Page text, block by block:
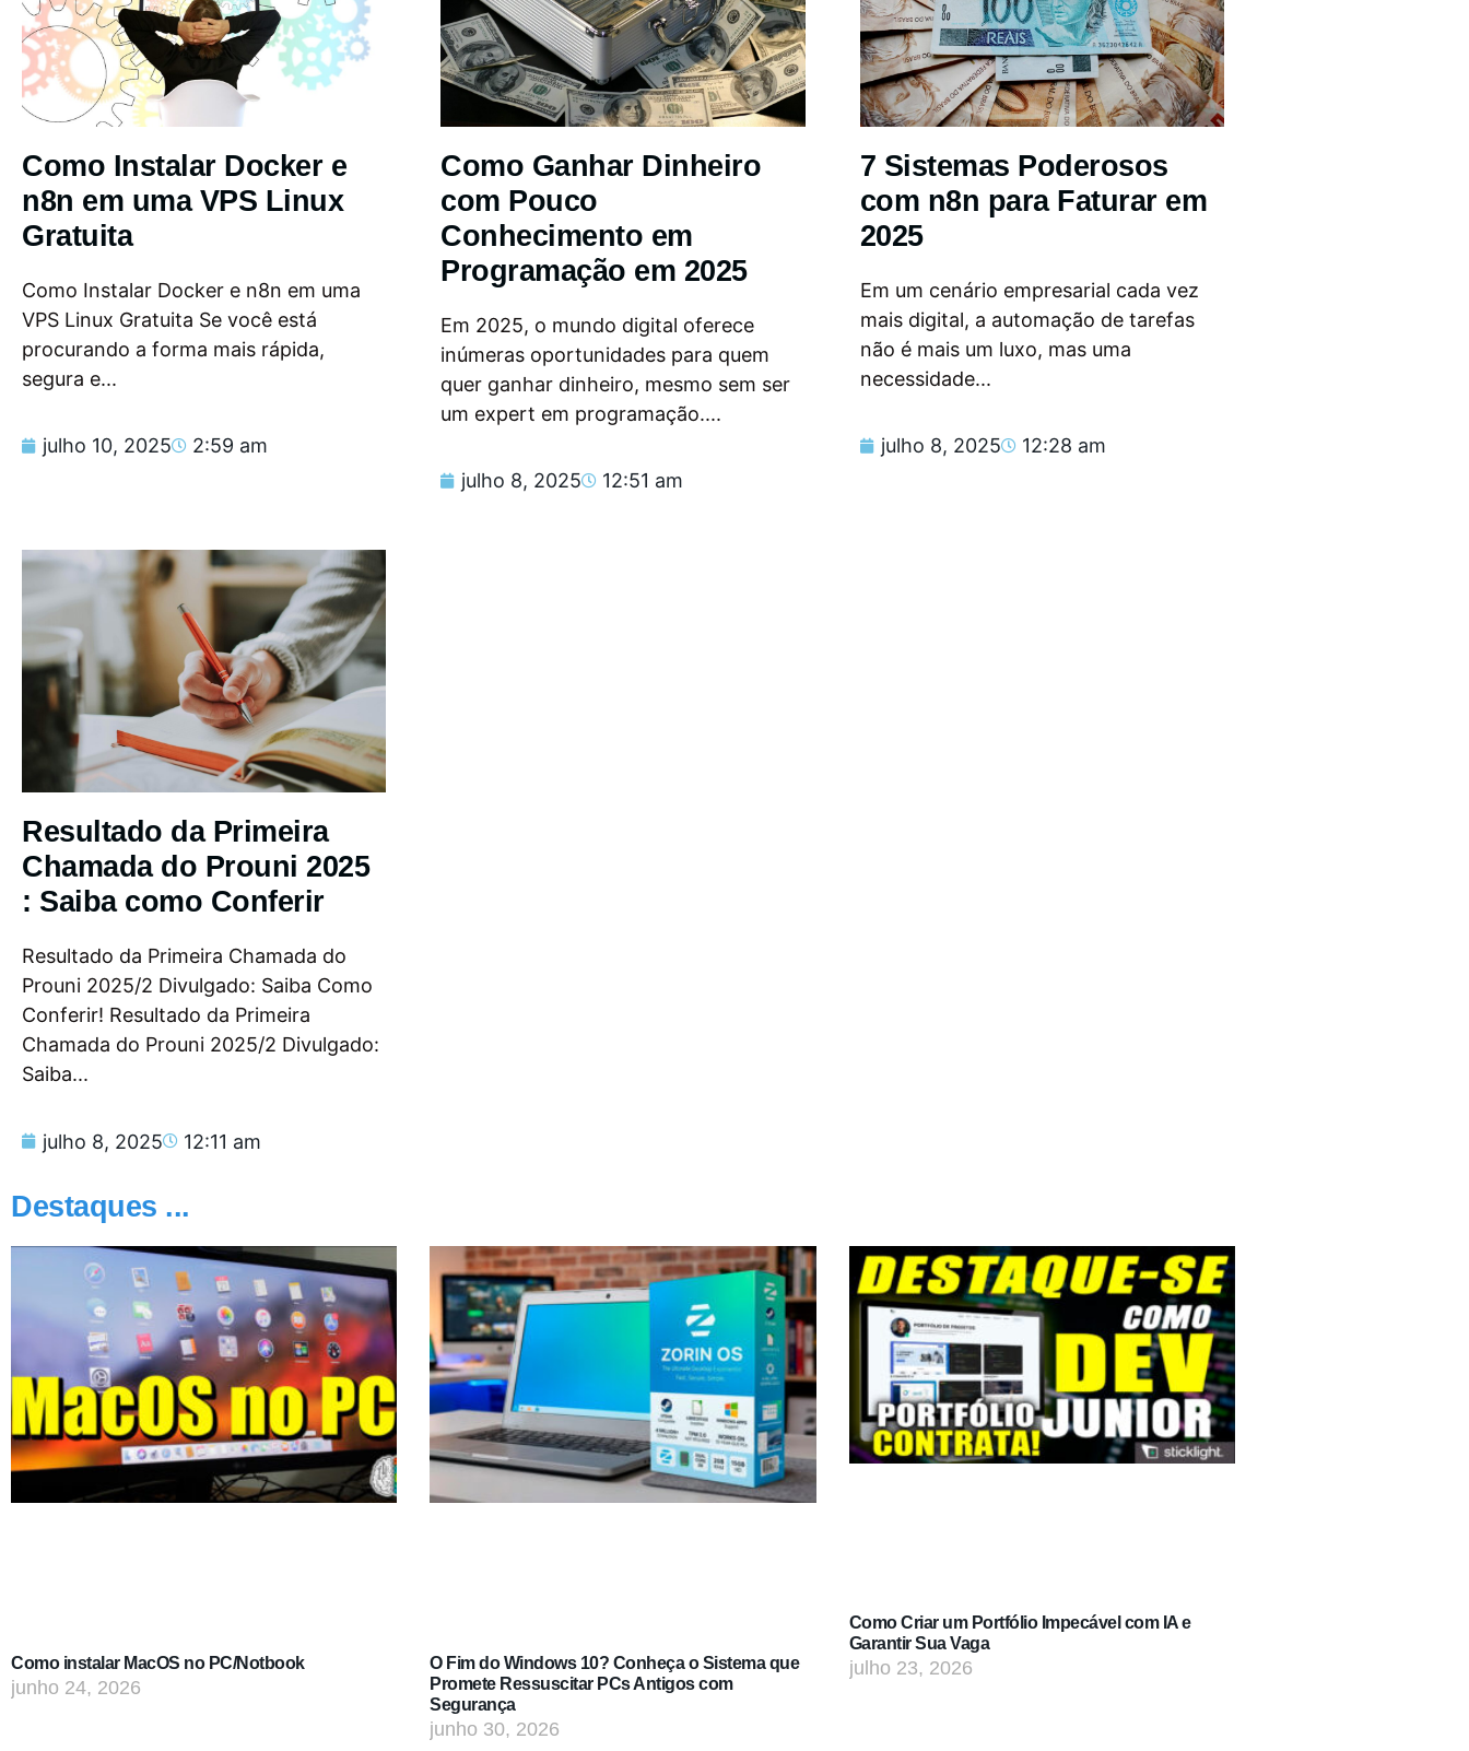
Como Instalar Docker e
n8n em uma VPS Linux
Gratuita
Como Instalar Docker e n8n em uma
VPS Linux Gratuita Se você está
procurando a forma mais rápida,
segura e...
julho 10, 2025 2:59 am
Como Ganhar Dinheiro
com Pouco
Conhecimento em
Programação em 2025
Em 2025, o mundo digital oferece
inúmeras oportunidades para quem
quer ganhar dinheiro, mesmo sem ser
um expert em programação....
julho 8, 2025 12:51 am
7 Sistemas Poderosos
com n8n para Faturar em
2025
Em um cenário empresarial cada vez
mais digital, a automação de tarefas
não é mais um luxo, mas uma
necessidade...
julho 8, 2025 12:28 am
Resultado da Primeira
Chamada do Prouni 2025
: Saiba como Conferir
Resultado da Primeira Chamada do
Prouni 2025/2 Divulgado: Saiba Como
Conferir! Resultado da Primeira
Chamada do Prouni 2025/2 Divulgado:
Saiba...
julho 8, 2025 12:11 am
Destaques ...
Como instalar MacOS no PC/Notbook
junho 24, 2026
O Fim do Windows 10? Conheça o Sistema que
Promete Ressuscitar PCs Antigos com
Segurança
junho 30, 2026
Como Criar um Portfólio Impecável com IA e
Garantir Sua Vaga
julho 23, 2026